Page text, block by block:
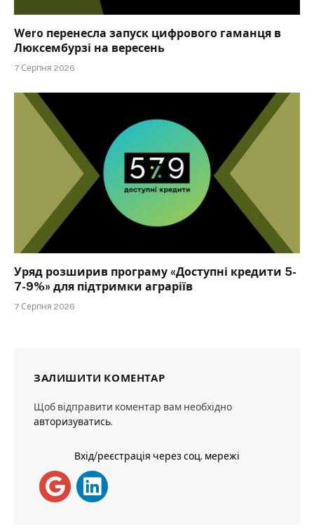
Wero перенесла запуск цифрового гаманця в
Люксембурзі на вересень
7 Серпня 2026
Уряд розширив програму «Доступні кредити 5-
7-9%» для підтримки аграріїв
7 Серпня 2026
ЗАЛИШИТИ КОМЕНТАР
Щоб відправити коментар вам необхідно
авторизуватись.
Вхід/реєстрація через соц. мережі